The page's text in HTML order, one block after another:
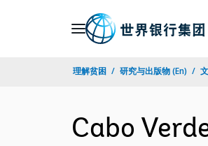
理解贫困 研究与出版物 (En)
Cabo